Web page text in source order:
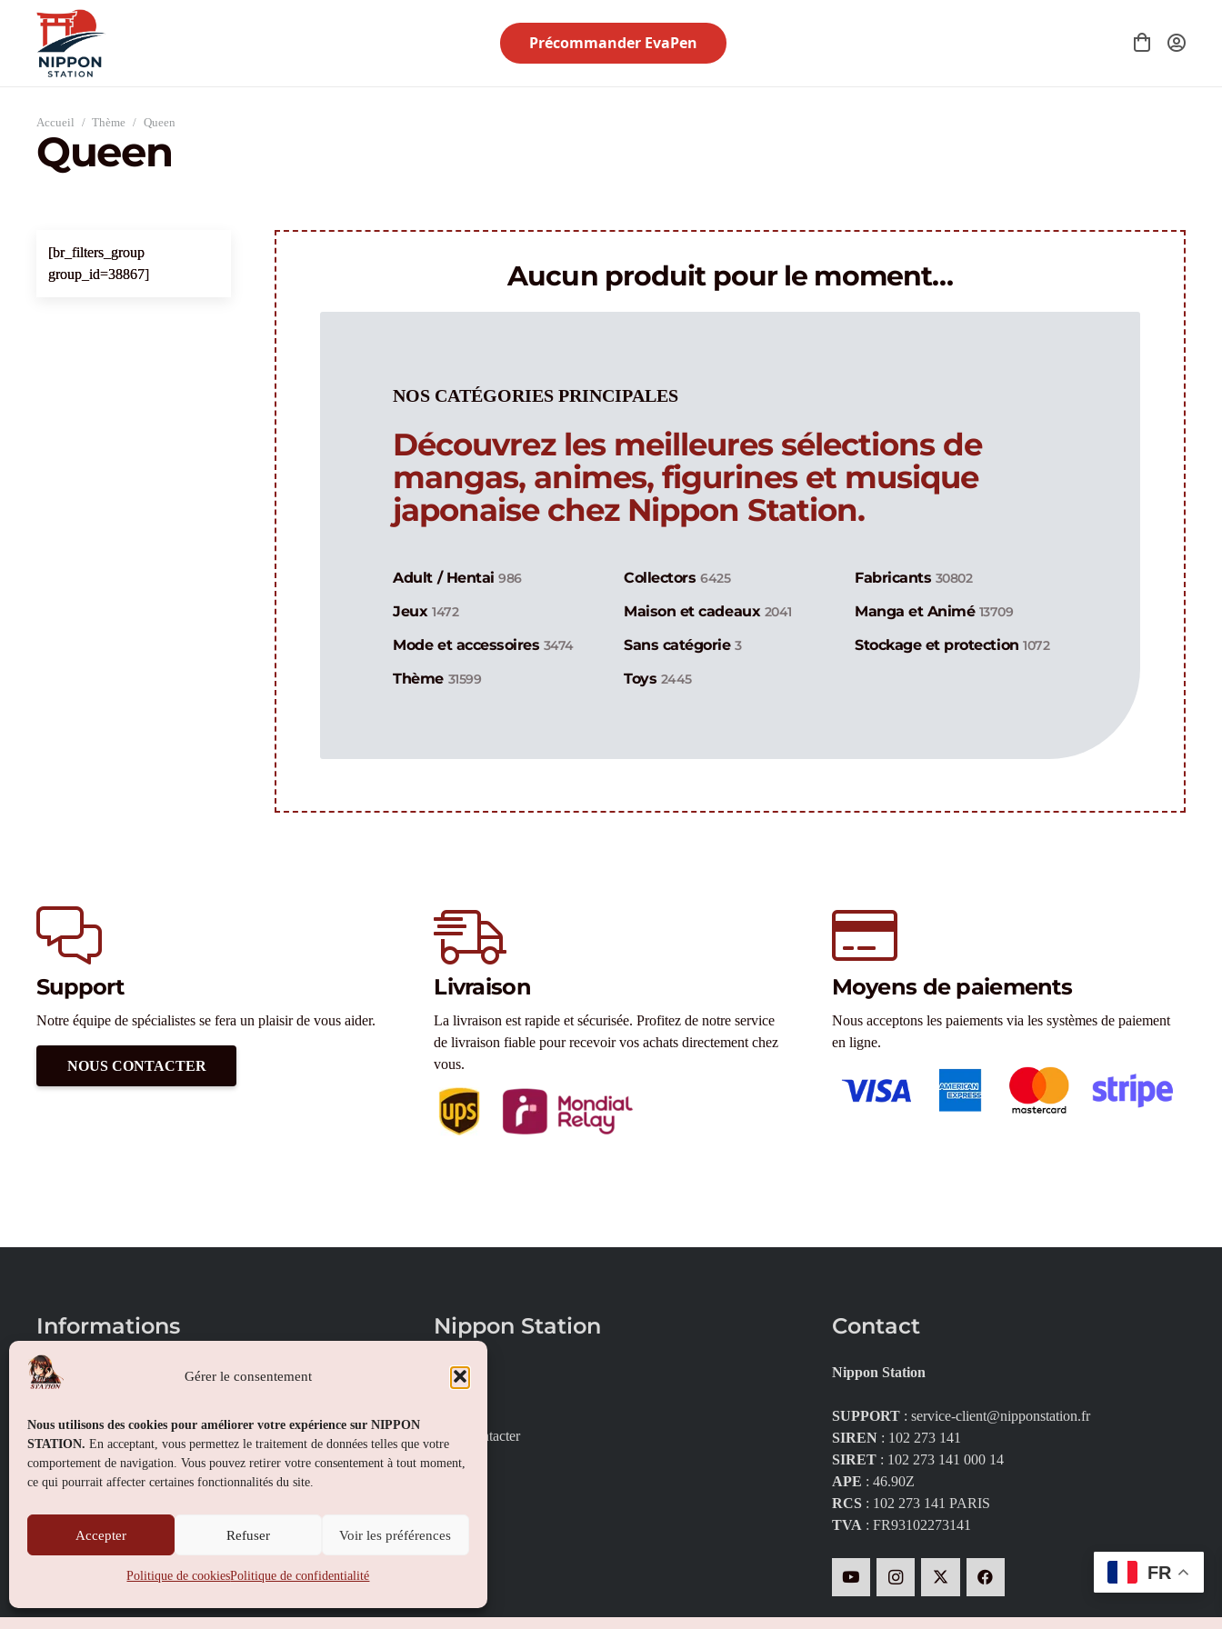
Gérer le consentement
Nous utilisons des cookies pour améliorer votre expérience sur NIPPON
STATION. En acceptant, vous permettez le traitement de données telles que votre
comportement de navigation. Vous pouvez retirer votre consentement à tout moment,
ce qui pourrait affecter certaines fonctionnalités du site.
Accepter Refuser Voir les préférences
Politique de cookiesPolitique de confidentialité
Précommander EvaPen
Accueil / Thème / Queen
Queen
[br_filters_group
group_id=38867]
Aucun produit pour le moment…
NOS CATÉGORIES PRINCIPALES
Découvrez les meilleures sélections de
mangas, animes, figurines et musique
japonaise chez Nippon Station.
Adult / Hentai986 Collectors 6425 Fabricants 30802
Jeux 1472 Maison et cadeaux 2041 Manga et Animé 13709
Mode et accessoires 3474 Sans catégorie3 Stockage et protection1072
Thème 31599 Toys 2445
Support
Notre équipe de spécialistes se fera un plaisir de vous aider.
NOUS CONTACTER
Livraison
La livraison est rapide et sécurisée. Profitez de notre service
de livraison fiable pour recevoir vos achats directement chez
vous.
Moyens de paiements
Nous acceptons les paiements via les systèmes de paiement
en ligne.
Informations
Conditions générales de vente
Politique de confidentialité
Politique de cookies (UE)
Nippon Station
À propos
Nous contacter
Contact
Nippon Station
SUPPORT: service-client@nipponstation.fr
SIREN: 102 273 141
SIRET: 102 273 141 000 14
APE : 46.90Z
RCS: 102 273 141 PARIS
TVA: FR93102273141
FR